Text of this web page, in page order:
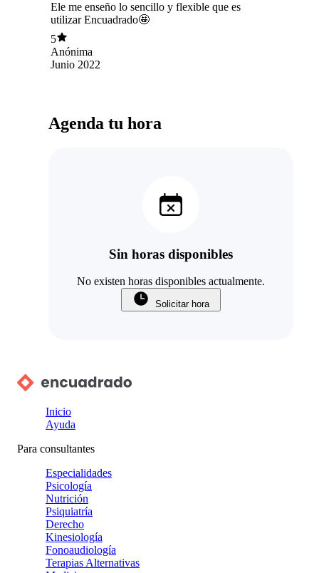
Ele me enseño lo sencillo y flexible que es
utilizar Encuadrado🤩
5
Anónima
Junio 2022
Agenda tu hora
Sin horas disponibles
No existen horas disponibles actualmente.
Solicitar hora
Inicio
Ayuda
Para consultantes
Especialidades
Psicología
Nutrición
Psiquiatría
Derecho
Kinesiología
Fonoaudiología
Terapias Alternativas